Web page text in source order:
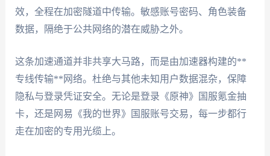
效，全程在加密隧道中传输。敏感账号密码、角色装备
数据，隔绝于公共网络的潜在威胁之外。
这条加速通道并非共享大马路，而是由加速器构建的**
专线传输**网络。杜绝与其他未知用户数据混杂，保障
隐私与登录凭证安全。无论是登录《原神》国服氪金抽
卡，还是网易《我的世界》国服账号交易，每一步都行
走在加密的专用光缆上。